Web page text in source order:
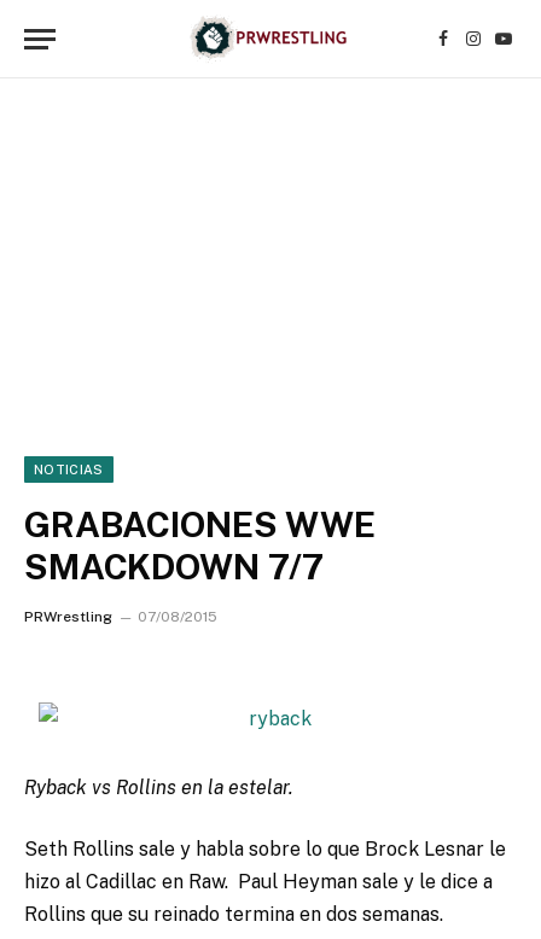
Facebook
NOTICIAS
GRABACIONES WWE
SMACKDOWN 7/7
PRWrestling 07/08/2015
Ryback vs Rollins en la estelar.
Seth Rollins sale y habla sobre lo que Brock Lesnar le
hizo al Cadillac en Raw. Paul Heyman sale y le dice a
Rollins que su reinado termina en dos semanas.